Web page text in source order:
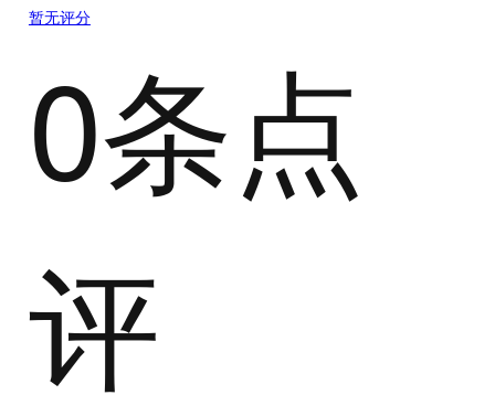
暂无评分
0条点
评